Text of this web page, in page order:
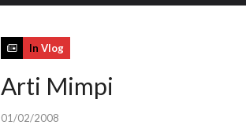
In Vlog
Arti Mimpi
01/02/2008